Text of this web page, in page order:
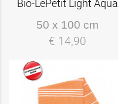
Bio-LePetit Light Aqua
50 x 100 cm
€ 14,90